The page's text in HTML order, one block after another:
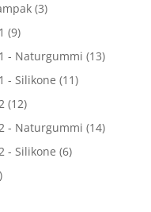
(3)
(9)
- Naturgummi (13)
- Silikone (11)
(12)
- Naturgummi (14)
- Silikone (6)